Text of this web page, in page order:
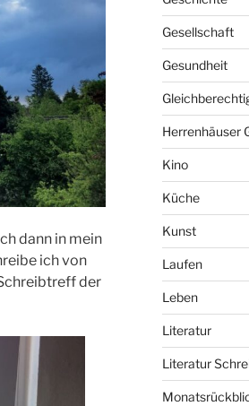
dann in mein
ich von
der
Gesellschaft
Gesundheit
Herrenhäuser
Kino
Küche
Kunst
Laufen
Leben
Literatur
Literatur